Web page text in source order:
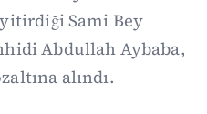
Sami Bey
Abdullah Aybaba,
alındı.